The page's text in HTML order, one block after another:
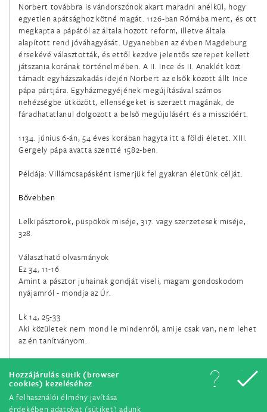
Hozzájárulás sütik (browser
cookies) kezeléséhez
A felhasználói élmény javítása
érdekében adatokat (sütiket) adunk
társvédőszentjei
február 17.
A Szervita rend hét szent alapítója
február 21.
Damiáni Szent Péter püspök és egyháztanító
Szent Péter apostol székfoglalása
Szent Mátyás apostol
február 27.
Nareki Szent Gergely apát és egyháztanító
március 4.
Boldog Meszlényi Zoltán püspök és vértanú
március 4.
március 7.
Szent Perpétua és Szent Felicitász, vértanúk
Norbert továbbra is vándorszónok akart maradni anélkül, hogy
egyetlen apátsághoz kötné magát. 1126-ban Rómába ment, és ott
megkapta a pápától az általa hozott reform, illetve általa
alapított rend jóváhagyását. Ugyanebben az évben Magdeburg
érsekévé választották, és ettől kezdve jelentős szerepet kellett
játszania korának történelmében. A II. Ince és II. Anaklét közt
támadt egyházszakadás idején Norbert az elsők között állt Ince
pápa pártjára. Egyházmegyéjének megújításával számos
nehézségbe ütközött, ellenségeket is szerzett magának, de
fáradhatatlanul dolgozott a belső megújulásért és a misszióért.
1134. június 6-án, 54 éves korában hagyta itt a földi életet. XIII.
Gergely pápa avatta szentté 1582-ben.
Példája: Villámcsapásként ismerjük fel gyakran életünk célját.
Bővebben
Lelkipásztorok, püspökök miséje, 317. vagy szerzetesek miséje,
328.
Választható olvasmányok
Ez 34, 11-16
Amint a pásztor juhainak gondját viseli, magam gondoskodom
nyájamról - mondja az Úr.
Lk 14, 25-33
Aki közületek nem mond le mindenről, amije csak van, nem lehet
az én tanítványom.